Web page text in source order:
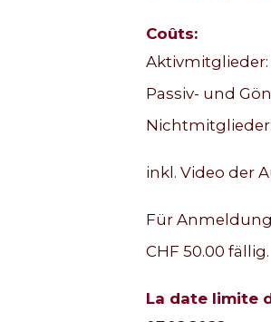
Coûts:
Aktivmitglieder:
Passiv- und
Nichtmitglieder:
inkl. Video der
Für
CHF 50.00 fällig.
La date limite